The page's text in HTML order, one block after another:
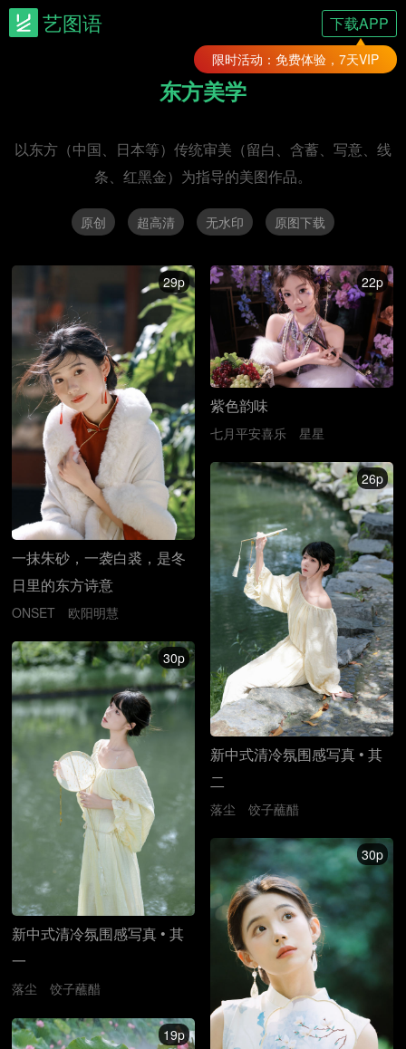
艺图语 下载APP
限时活动：免费体验，7天VIP
东方美学
以东方（中国、日本等）传统审美（留白、含蓄、写意、线
条、红黑金）为指导的美图作品。
原创 超高清 无水印 原图下载
29p
一抹朱砂，一袭白裘，是冬
日里的东方诗意
ONSET 欧阳明慧
22p
紫色韵味
七月平安喜乐 星星
26p
新中式清冷氛围感写真 • 其
二
落尘 饺子蘸醋
30p
新中式清冷氛围感写真 • 其
一
落尘 饺子蘸醋
30p
19p